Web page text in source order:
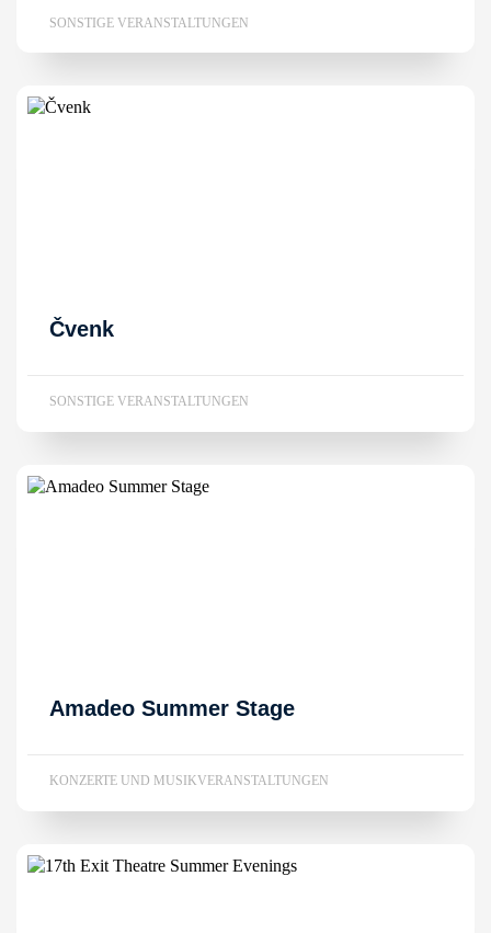
SONSTIGE VERANSTALTUNGEN
Čvenk
SONSTIGE VERANSTALTUNGEN
Amadeo Summer Stage
KONZERTE UND MUSIKVERANSTALTUNGEN